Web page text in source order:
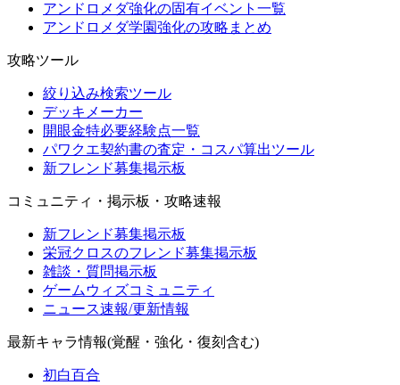
アンドロメダ強化の固有イベント一覧
アンドロメダ学園強化の攻略まとめ
攻略ツール
絞り込み検索ツール
デッキメーカー
開眼金特必要経験点一覧
パワクエ契約書の査定・コスパ算出ツール
新フレンド募集掲示板
コミュニティ・掲示板・攻略速報
新フレンド募集掲示板
栄冠クロスのフレンド募集掲示板
雑談・質問掲示板
ゲームウィズコミュニティ
ニュース速報/更新情報
最新キャラ情報(覚醒・強化・復刻含む)
初白百合